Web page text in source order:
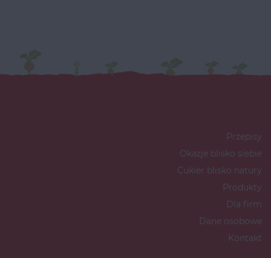
Przepisy
Okazje blisko siebie
Cukier blisko natury
Produkty
Dla firm
Dane osobowe
Kontakt